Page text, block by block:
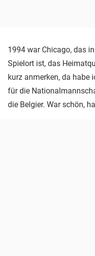
1994 war Chicago, das
Spielort ist, das
kurz anmerken, da habe
für die
die Belgier. War schön,